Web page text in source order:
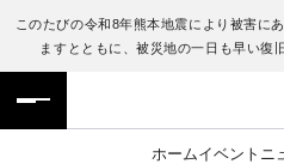
このたびの令和8年熊本地震により被害に
ますとともに、被災地の一日も早い復
ホームイベント ニ
フロアガイド
施設案内・アクセス
ENGLISH
繁体字